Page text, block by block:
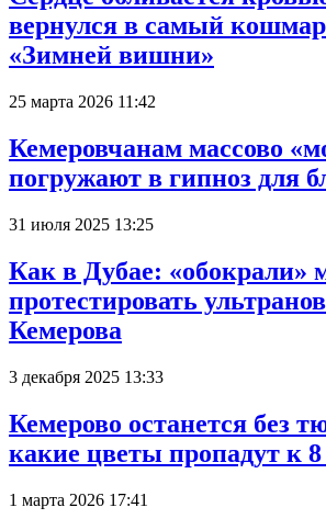
вернулся в самый
«Зимней вишни»
25 марта 2026 11:42
Кемеровчанам массово
погружают в гипноз для
31 июля 2025 13:25
Как в Дубае: «обокрали»
протестировать
Кемерова
3 декабря 2025 13:33
Кемерово останется без
какие цветы пропадут к
1 марта 2026 17:41